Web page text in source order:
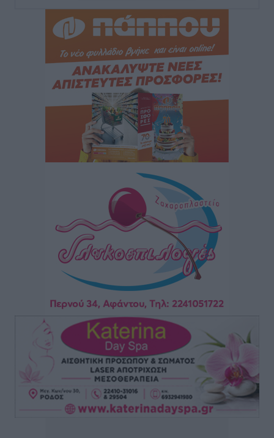
για τον τουρισμό
• πριν 5 ώρες
Γ. Χατζημάρκος: “Δύο μεγάλες δεσμεύσεις
Γεωργιάδη” – Κίνητρα για τους γιατρούς των νησιών
και συνεργασία Ρόδου με το Αττικόν για το
Ακτινοθεραπευτικό
πριν 5 ώρες
Σούπερ μάρκετ: Διευρύνεται η εθνική πρωτοβουλία
για τις τιμές – Eρχονται νέες συμμετοχές εταιρειών
Συνελήφθησαν έξι άτομα για ηχορύπανση από
καταστήματα στο Νότιο Αιγαίο
Τοπικές Ειδήσεις• πριν 5 ώρες
15 Αυγούστου 2026: Πώς θα πληρωθούν όσοι
εργαστούν την αργία – Τι ισχύει για πενθήμερο,
εξαήμερο και άδειες
Ειδήσεις πριν 5 ώρες
Πλούσιο πολιτιστικό πρόγραμμα τον Αύγουστο από
τον Δήμο Ρόδου
Πολιτιστικά πριν 6 ώρες
Βασίλης Υψηλάντης: Ξεμπλοκάρει η έκδοση και